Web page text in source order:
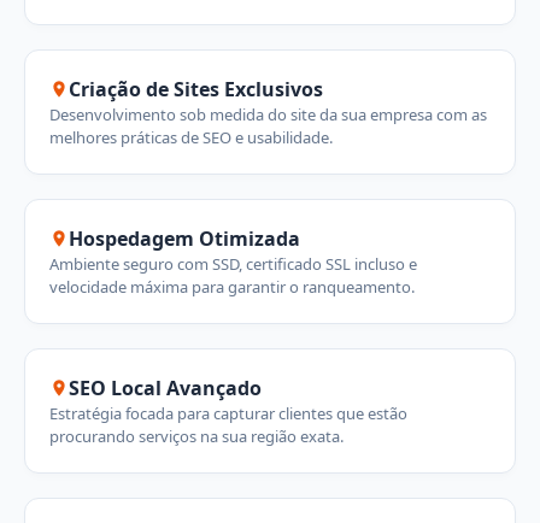
Criação de Sites Exclusivos
Desenvolvimento sob medida do site da sua empresa com as
melhores práticas de SEO e usabilidade.
Hospedagem Otimizada
Ambiente seguro com SSD, certificado SSL incluso e
velocidade máxima para garantir o ranqueamento.
SEO Local Avançado
Estratégia focada para capturar clientes que estão
procurando serviços na sua região exata.